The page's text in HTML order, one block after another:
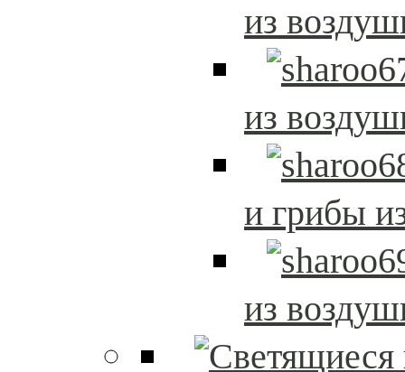
из
из
и грибы
из